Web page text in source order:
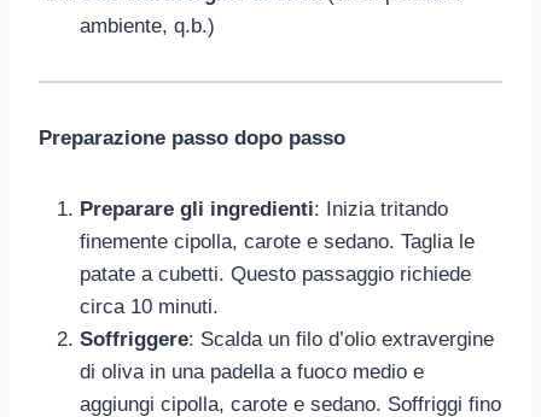
ambiente, q.b.)
Preparazione passo dopo passo
Preparare gli ingredienti: Inizia tritando
finemente cipolla, carote e sedano. Taglia le
patate a cubetti. Questo passaggio richiede
circa 10 minuti.
Soffriggere: Scalda un filo d’olio extravergine
di oliva in una padella a fuoco medio e
aggiungi cipolla, carote e sedano. Soffriggi fino